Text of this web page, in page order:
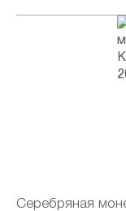
Серебряная